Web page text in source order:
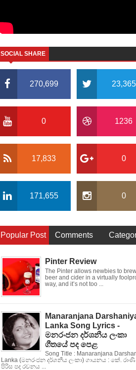
SOCIAL SHARE
270,699 23,365
0 1236
17,833 0
171,655 0
Popular Post Comments
Pinter Review
The Pinter allows newbies to
beer and cider in a virtually
way, and it’s not too ...
Manaranjana
Lanka Song Lyrics -
මනරංජන දර්ශනීය ලංකා
ගීතයේ පද පෙළ
Song Title : Manaranjana
Lanka (මනරංජන දර්ශනීය ලංකා) ගායනය : කේ.
පිරිස පද රචනය ...